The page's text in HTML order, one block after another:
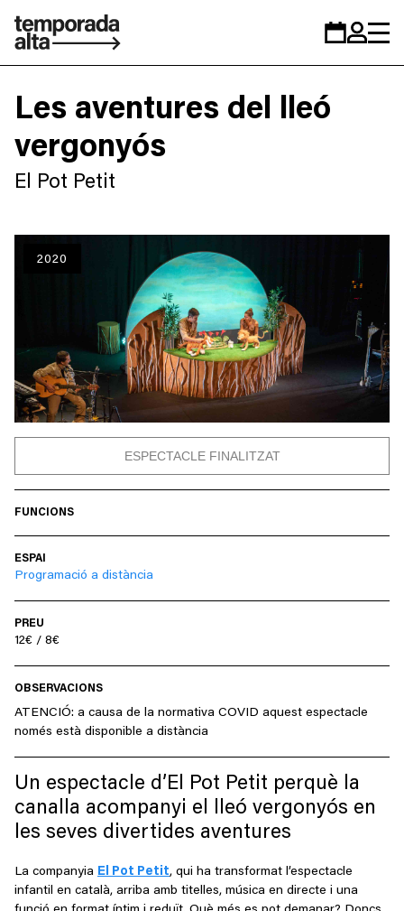
Temporada
personal
Les aventures del lleó
vergonyós
El Pot Petit
2020
ESPECTACLE FINALITZAT
FUNCIONS
ESPAI
Programació a distància
PREU
12€ / 8€
OBSERVACIONS
ATENCIÓ: a causa de la normativa COVID aquest espectacle
només està disponible a distància
Un espectacle d’El Pot Petit perquè la
canalla acompanyi el lleó vergonyós en
les seves divertides aventures
La companyia El Pot Petit, qui ha transformat l’espectacle
infantil en català, arriba amb titelles, música en directe i una